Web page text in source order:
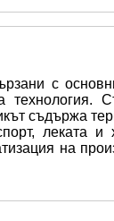
с
технология.
съдържа
леката и
на